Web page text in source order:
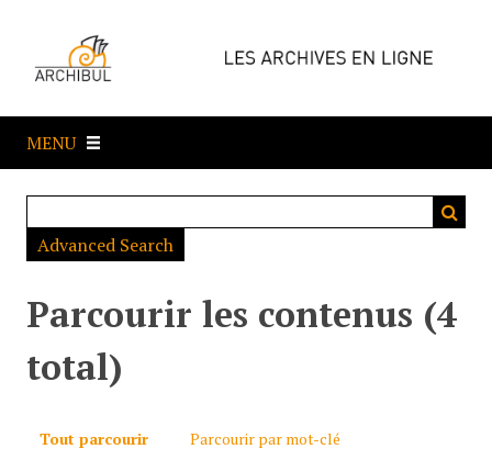
e
a
MENU
Advanced Search
Parcourir les contenus (4
total)
Tout parcourir
Parcourir par mot-clé